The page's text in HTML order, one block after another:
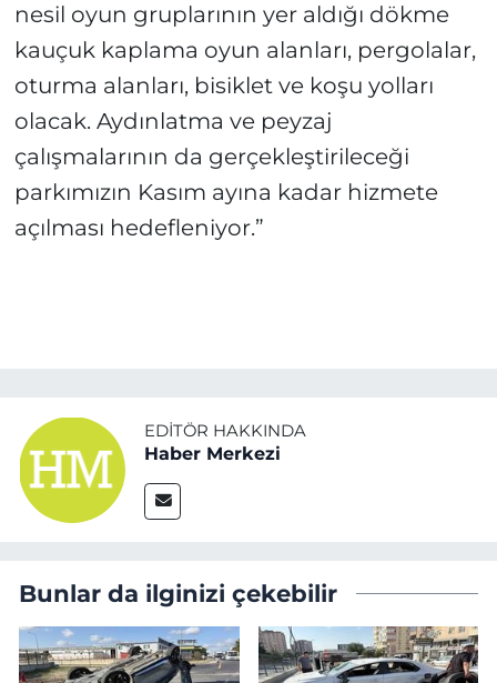
nesil oyun gruplarının yer aldığı dökme
kauçuk kaplama oyun alanları, pergolalar,
oturma alanları, bisiklet ve koşu yolları
olacak. Aydınlatma ve peyzaj
çalışmalarının da gerçekleştirileceği
parkımızın Kasım ayına kadar hizmete
açılması hedefleniyor.”
EDITÖR HAKKINDA
Haber Merkezi
Bunlar da ilginizi çekebilir